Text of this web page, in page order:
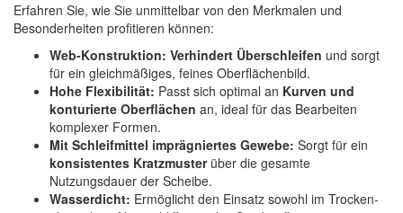
Erfahren Sie, wie Sie unmittelbar von den Merkmalen und
Besonderheiten profitieren können:
Web-Konstruktion: Verhindert Überschleifen und sorgt
für ein gleichmäßiges, feines Oberflächenbild.
Hohe Flexibilität: Passt sich optimal an Kurven und
konturierte Oberflächen an, ideal für das Bearbeiten
komplexer Formen.
Mit Schleifmittel imprägniertes Gewebe: Sorgt für ein
konsistentes Kratzmusterüber die gesamte
Nutzungsdauer der Scheibe.
Wasserdicht: Ermöglicht den Einsatz sowohl im Trocken-